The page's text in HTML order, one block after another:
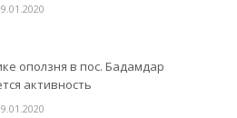
оползня в пос. Бадамдар
активность